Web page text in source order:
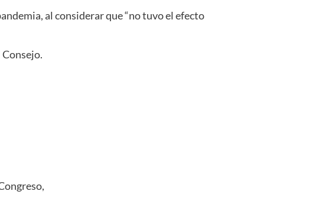
al considerar que “no tuvo el efecto